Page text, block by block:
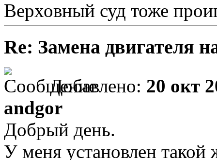
Верховный суд тоже
Re: Замена двигателя
Добавлено: 20 окт
andgor
Добрый день.
У меня установлен такой